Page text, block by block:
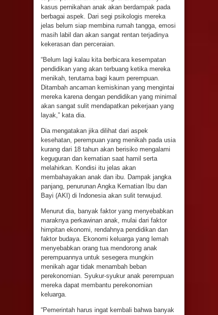
kasus pernikahan anak akan berdampak pada
berbagai aspek. Dari segi psikologis mereka
jelas belum siap membina rumah tangga, emosi
masih labil dan akan sangat rentan terjadinya
kekerasan dan perceraian.
“Belum lagi kalau kita berbicara kesempatan
pendidikan yang akan terbuang ketika mereka
menikah, terutama bagi kaum perempuan.
Ditambah ancaman kemiskinan yang mengintai
mereka karena dengan pendidikan yang minimal
akan sangat sulit mendapatkan pekerjaan yang
layak,” kata dia.
Dia mengatakan jika dilihat dari aspek
kesehatan, perempuan yang menikah pada usia
kurang dari 18 tahun akan berisiko mengalami
keguguran dan kematian saat hamil serta
melahirkan. Kondisi itu jelas akan
membahayakan anak dan ibu. Dampak jangka
panjang, penurunan Angka Kematian Ibu dan
Bayi (AKI) di Indonesia akan sulit terwujud.
Menurut dia, banyak faktor yang menyebabkan
maraknya perkawinan anak, mulai dari faktor
himpitan ekonomi, rendahnya pendidikan dan
faktor budaya. Ekonomi keluarga yang lemah
menyebabkan orang tua mendorong anak
perempuannya untuk sesegera mungkin
menikah agar tidak menambah beban
perekonomian. Syukur-syukur anak perempuan
mereka dapat membantu perekonomian
keluarga.
“Pemerintah harus ingat kembali bahwa banyak